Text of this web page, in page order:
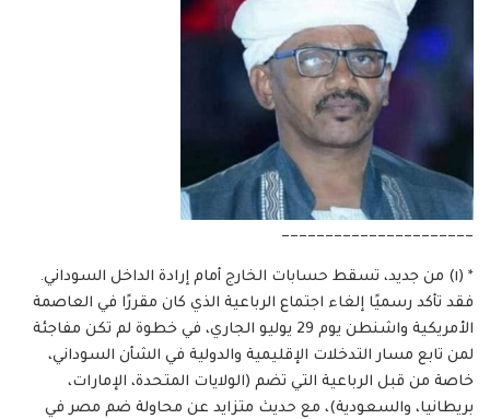
______________________
* (١) من جديد، تسقط حسابات الخارج أمام إرادة الداخل السوداني.
فقد تأكد رسميًا إلغاء اجتماع الرباعية الذي كان مقررًا في العاصمة
الأمريكية واشنطن يوم 29 يوليو الجاري، في خطوة لم تكن مفاجئة
لمن تابع مسار التدخلات الإقليمية والدولية في الشأن السوداني،
خاصة من قبل الرباعية التي تضم (الولايات المتحدة، الإمارات،
بريطانيا، والسعودية)، مع حديث متزايد عن محاولة ضم مصر في